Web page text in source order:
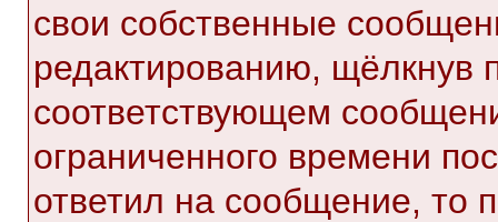
свои собственные
редактированию, щёлкнув
соответствующем
ограниченного времени
ответил на сообщение, то